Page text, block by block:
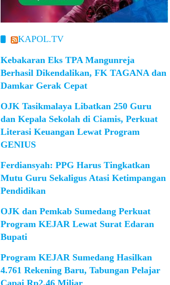
KAPOL.TV
Kebakaran Eks TPA Mangunreja
Berhasil Dikendalikan, FK TAGANA dan
Damkar Gerak Cepat
OJK Tasikmalaya Libatkan 250 Guru
dan Kepala Sekolah di Ciamis, Perkuat
Literasi Keuangan Lewat Program
GENIUS
Ferdiansyah: PPG Harus Tingkatkan
Mutu Guru Sekaligus Atasi Ketimpangan
Pendidikan
OJK dan Pemkab Sumedang Perkuat
Program KEJAR Lewat Surat Edaran
Bupati
Program KEJAR Sumedang Hasilkan
4.761 Rekening Baru, Tabungan Pelajar
Capai Rp2,46 Miliar